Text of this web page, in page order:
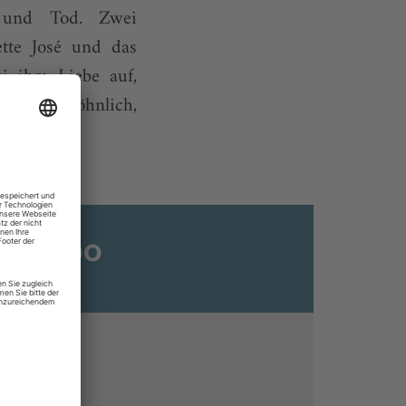
Tod. Zwei
José und das
ihm Liebe auf,
ungewöhnlich,
Abo